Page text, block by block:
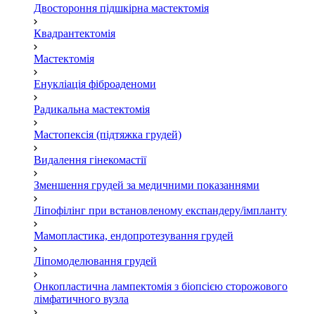
Двостороння підшкірна мастектомія
Квадрантектомія
Мастектомія
Енукліація фіброаденоми
Радикальна мастектомія
Мастопексія (підтяжка грудей)
Видалення гінекомастії
Зменшення грудей за медичними показаннями
Ліпофілінг при встановленому експандеру/імпланту
Мамопластика, ендопротезування грудей
Ліпомоделювання грудей
Онкопластична лампектомія з біопсією сторожового
лімфатичного вузла